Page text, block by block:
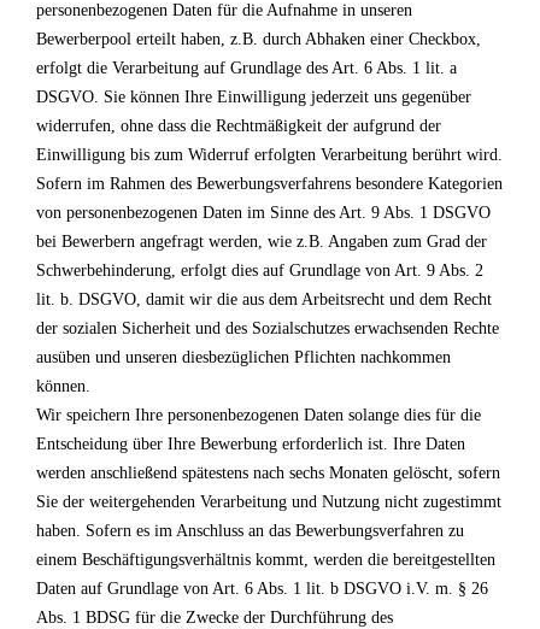
personenbezogenen Daten für die Aufnahme in unseren
Bewerberpool erteilt haben, z.B. durch Abhaken einer Checkbox,
erfolgt die Verarbeitung auf Grundlage des Art. 6 Abs. 1 lit. a
DSGVO. Sie können Ihre Einwilligung jederzeit uns gegenüber
widerrufen, ohne dass die Rechtmäßigkeit der aufgrund der
Einwilligung bis zum Widerruf erfolgten Verarbeitung berührt wird.
Sofern im Rahmen des Bewerbungsverfahrens besondere Kategorien
von personenbezogenen Daten im Sinne des Art. 9 Abs. 1 DSGVO
bei Bewerbern angefragt werden, wie z.B. Angaben zum Grad der
Schwerbehinderung, erfolgt dies auf Grundlage von Art. 9 Abs. 2
lit. b. DSGVO, damit wir die aus dem Arbeitsrecht und dem Recht
der sozialen Sicherheit und des Sozialschutzes erwachsenden Rechte
ausüben und unseren diesbezüglichen Pflichten nachkommen
können.
Wir speichern Ihre personenbezogenen Daten solange dies für die
Entscheidung über Ihre Bewerbung erforderlich ist. Ihre Daten
werden anschließend spätestens nach sechs Monaten gelöscht, sofern
Sie der weitergehenden Verarbeitung und Nutzung nicht zugestimmt
haben. Sofern es im Anschluss an das Bewerbungsverfahren zu
einem Beschäftigungsverhältnis kommt, werden die bereitgestellten
Daten auf Grundlage von Art. 6 Abs. 1 lit. b DSGVO i.V. m. § 26
Abs. 1 BDSG für die Zwecke der Durchführung des